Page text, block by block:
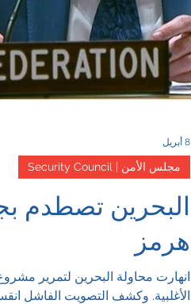
Archive
البحرين تصطدم
هرمز
انهارت محاولة البحرين لتمرير
الأغلبية. وكشف التصويت الفاشل
مجلس الأمن | Security Council
8 أبريل